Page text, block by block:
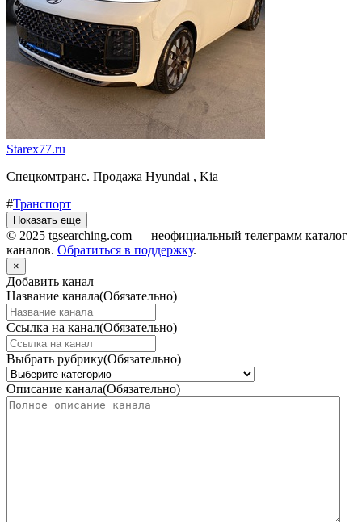
Starex77.ru
Спецкомтранс. Продажа Hyundai , Kia
#Транспорт
Показать еще
© 2025 tgsearching.com — неофициальный телеграмм каталог
каналов. Обратиться в поддержку.
×
Добавить канал
Название канала(Обязательно)
Ссылка на канал(Обязательно)
Выбрать рубрику(Обязательно)
Описание канала(Обязательно)